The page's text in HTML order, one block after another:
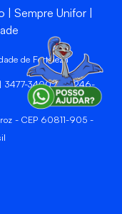
Sempre Unifor
de Fortaleza
| 3477-3400 | 99246-
- CEP 60811-905 -